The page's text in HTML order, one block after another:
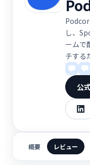
し、
ームで
チする
公
概要 レビュー